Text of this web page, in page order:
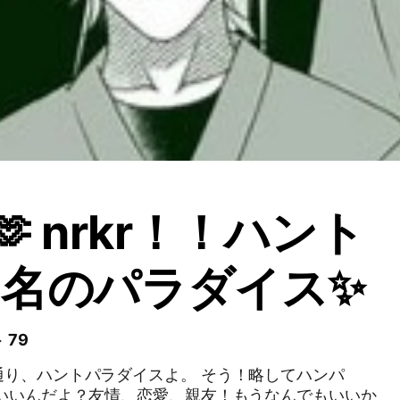
nrkr！！ハント
のパラダイス✨️
79
パラダイスよ。 そう！略してハンパ